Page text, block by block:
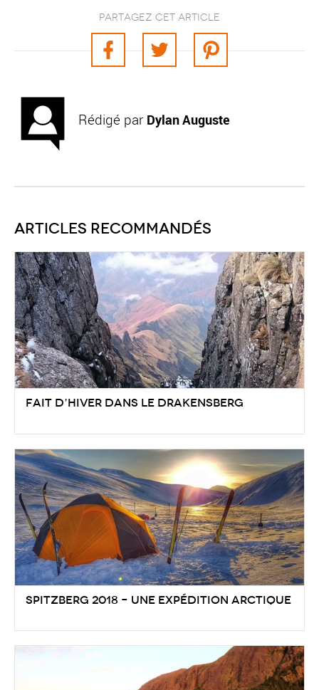
Partagez cet article
Rédigé par Dylan Auguste
Articles recommandés
Fait d’hiver dans le Drakensberg
Spitzberg 2018 – Une expédition arctique